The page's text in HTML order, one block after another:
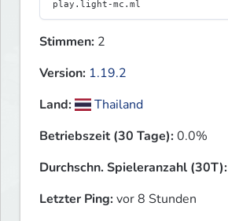
Stimmen: 2
Version: 1.19.2
Land:
Thailand
Betriebszeit (30 Tage):0.0%
Durchschn. Spieleranzahl (30T):
Letzter Ping:vor 8 Stunden